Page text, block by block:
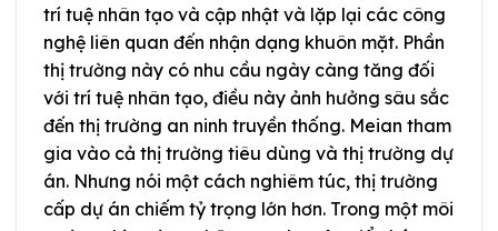
trí tuệ nhân tạo và cập nhật và lặp lại các công
nghệ liên quan đến nhận dạng khuôn mặt. Phần
thị trường này có nhu cầu ngày càng tăng đối
với trí tuệ nhân tạo, điều này ảnh hưởng sâu sắc
đến thị trường an ninh truyền thống. Meian tham
gia vào cả thị trường tiêu dùng và thị trường dự
án. Nhưng nói một cách nghiêm túc, thị trường
cấp dự án chiếm tỷ trọng lớn hơn. Trong một môi